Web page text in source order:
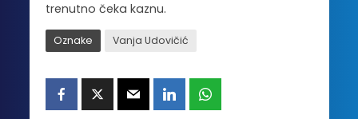
trenutno čeka kaznu.
Oznake Vanja Udovičić